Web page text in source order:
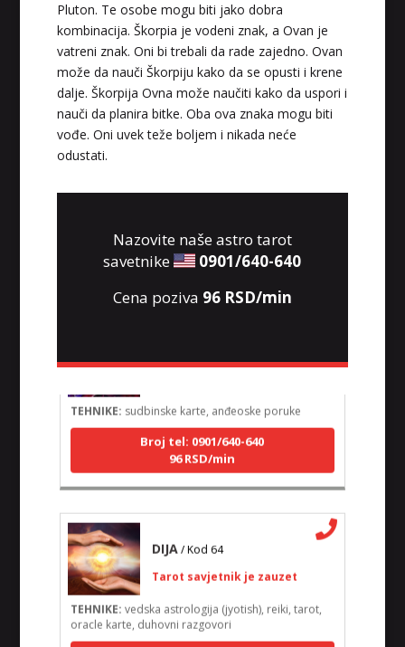
Pluton. Te osobe mogu biti jako dobra
kombinacija. Škorpia je vodeni znak, a Ovan je
vatreni znak. Oni bi trebali da rade zajedno. Ovan
može da nauči Škorpiju kako da se opusti i krene
dalje. Škorpija Ovna može naučiti kako da uspori i
nauči da planira bitke. Oba ova znaka mogu biti
vođe. Oni uvek teže boljem i nikada neće
odustati.
Nazovite naše astro tarot
savetnike
0901/640-640
Cena poziva 96 RSD/min
Tarot savjetnik je zauzet
TEHNIKE: sudbinske karte, anđeoske poruke
Broj tel: 0901/640-640
96 RSD/min
DIJA / Kod 64
Tarot savjetnik je zauzet
TEHNIKE:
vedska astrologija (jyotish), reiki, tarot,
oracle karte, duhovni razgovori